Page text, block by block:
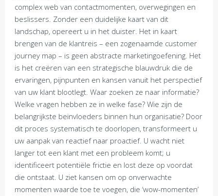
complex web van contactmomenten, overwegingen en
beslissers. Zonder een duidelijke kaart van dit
landschap, opereert u in het duister. Het in kaart
brengen van de klantreis – een zogenaamde customer
journey map – is geen abstracte marketingoefening. Het
is het creëren van een strategische blauwdruk die de
ervaringen, pijnpunten en kansen vanuit het perspectief
van uw klant blootlegt. Waar zoeken ze naar informatie?
Welke vragen hebben ze in welke fase? Wie zijn de
belangrijkste beïnvloeders binnen hun organisatie? Door
dit proces systematisch te doorlopen, transformeert u
uw aanpak van reactief naar proactief. U wacht niet
langer tot een klant met een probleem komt; u
identificeert potentiële frictie en lost deze op voordat
die ontstaat. U ziet kansen om op onverwachte
momenten waarde toe te voegen, die ‘wow-momenten’